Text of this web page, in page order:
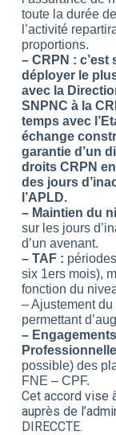
toute la durée
l’activité
proportions.
– CRPN : c’est
déployer le
avec la
SNPNC à la
temps avec
échange
garantie d’un
droits CRPN
des jours
l’APLD.
– Maintien du
sur les jours
d’un avenant.
– TAF :
six 1ers mois),
fonction du
– Ajustement
permettant
–
Professionnelle
possible) des
FNE – CPF.
Cet accord vise
auprès de
DIRECCTE.